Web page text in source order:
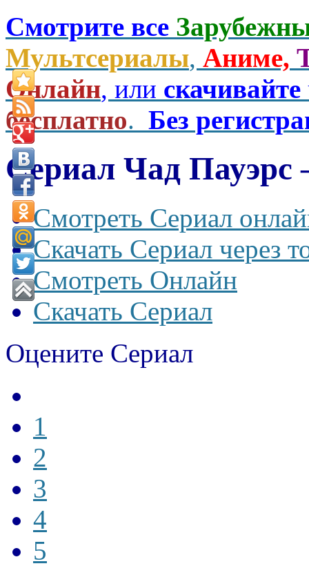
Смотрите все
Мультсериалы, Аниме,
Онлайн, или скачивайте
бесплатно. Без
Сериал Чад Пауэрс
Смотреть Сериал
Скачать Сериал через
Смотреть Онлайн
Скачать Сериал
Оцените Сериал
1
2
3
4
5